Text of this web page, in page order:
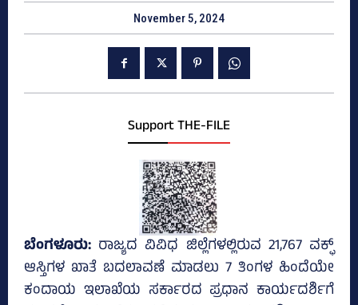
November 5, 2024
Support THE-FILE
ಬೆಂಗಳೂರು: ರಾಜ್ಯದ ವಿವಿಧ ಜಿಲ್ಲೆಗಳಲ್ಲಿರುವ 21,767 ವಕ್ಫ್‌
ಆಸ್ತಿಗಳ ಖಾತೆ ಬದಲಾವಣೆ ಮಾಡಲು 7 ತಿಂಗಳ ಹಿಂದೆಯೇ
ಕಂದಾಯ ಇಲಾಖೆಯ ಸರ್ಕಾರದ ಪ್ರಧಾನ ಕಾರ್ಯದರ್ಶಿಗೆ